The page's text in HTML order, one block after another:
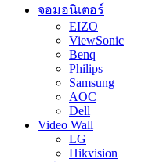
จอมอนิเตอร์
EIZO
ViewSonic
Benq
Philips
Samsung
AOC
Dell
Video Wall
LG
Hikvision